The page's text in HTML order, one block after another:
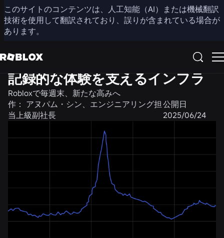
このサイトのコンテンツは、人工知能（AI）または機械翻訳
技術を使用して翻訳されており、誤りが含まれている場合が
あります。
共有
記録的な体験を支えるインフラ
Robloxで毎週末、新たな高みへ
作： アヌパム・シン、エンジニアリング担
当上級副社長
公開日
2025/06/24